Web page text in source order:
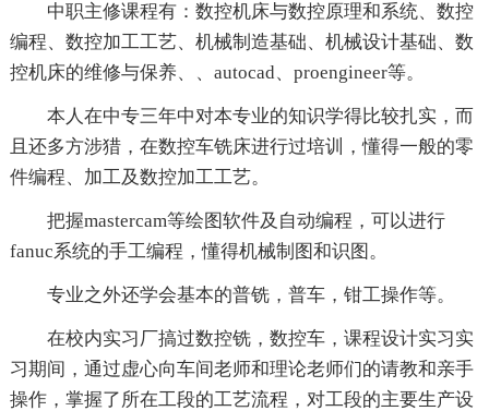
中职主修课程有：数控机床与数控原理和系统、数控
编程、数控加工工艺、机械制造基础、机械设计基础、数
控机床的维修与保养、、autocad、proengineer等。
本人在中专三年中对本专业的知识学得比较扎实，而
且还多方涉猎，在数控车铣床进行过培训，懂得一般的零
件编程、加工及数控加工工艺。
把握mastercam等绘图软件及自动编程，可以进行
fanuc系统的手工编程，懂得机械制图和识图。
专业之外还学会基本的普铣，普车，钳工操作等。
在校内实习厂搞过数控铣，数控车，课程设计实习实
习期间，通过虚心向车间老师和理论老师们的请教和亲手
操作，掌握了所在工段的工艺流程，对工段的主要生产设